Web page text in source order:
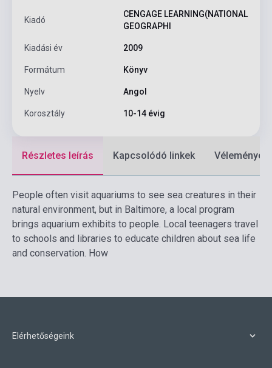
Kiadó
CENGAGE LEARNING(NATIONAL
GEOGRAPHI
Kiadási év 2009
Formátum Könyv
Nyelv Angol
Korosztály 10-14 évig
Részletes leírás Kapcsolódó linkek Vélemények
People often visit aquariums to see sea creatures in their
natural environment, but in Baltimore, a local program
brings aquarium exhibits to people. Local teenagers travel
to schools and libraries to educate children about sea life
and conservation. How
Elérhetőségeink